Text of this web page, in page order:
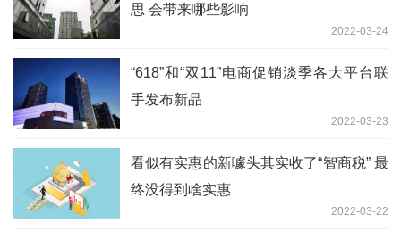
思 会带来哪些影响
2022-03-24
“618”和“双11”电商促销淡季各大平台联
手发布新品
2022-03-23
看似有实惠的新噱头其实收了“智商税” 最
终没得到啥实惠
2022-03-22